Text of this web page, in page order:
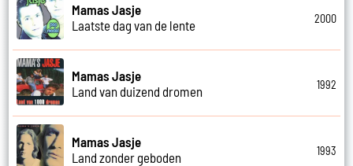
Mamas Jasje
Laatste dag van de lente
2000
Mamas Jasje
Land van duizend dromen
1992
Mamas Jasje
Land zonder geboden
1993